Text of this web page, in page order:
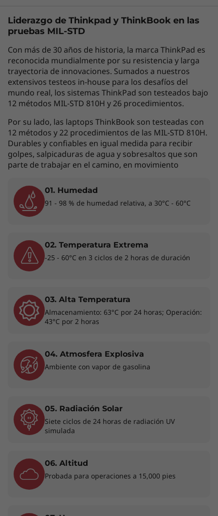
Impulsa tu
rendimiento diario
con la eficiencia de la
IA
La laptop Lenovo ThinkBook 14 Gen 8 de 14"
equipada con procesadores Intel® Core™ Ultra
(Serie 2) ofrece un rendimiento que evoluciona
contigo. Diseñada para usuarios avanzados,
cuenta con una potencia computacional
impulsada por IA que agiliza las tareas y
productividad máxima y permitirte estar
siempre un paso adelante en todo momento y
ELEGANTE, ESTILIZADA Y
PERFECTAMENTE REFINADA
comodidad de
la portabilidad
Liderazgo de Thinkpad y ThinkBook en las
pruebas MIL-STD
Con más de 30 años de historia, la marca ThinkPad es
reconocida mundialmente por su resistencia y larga
trayectoria de innovaciones. Sumados a nuestros
extensivos testeos in-house para los desafíos del
mundo real, los sistemas ThinkPad son testeados bajo
12 métodos MIL-STD 810H y 26 procedimientos.
Por su lado, las laptops ThinkBook son testeadas con
12 métodos y 22 procedimientos de las MIL-STD 810H.
Durables y confiables en igual medida para recibir
golpes, salpicaduras de agua y sobresaltos que son
parte de trabajar en el camino, en movimiento
01. Humedad
91 - 98 % de humedad relativa, a 30°C - 60°C
02. Temperatura Extrema
-25 - 60°C en 3 ciclos de 2 horas de duración
03. Alta Temperatura
Almacenamiento: 63°C por 24 horas; Operación:
43°C por 2 horas
04. Atmosfera Explosiva
Ambiente con vapor de gasolina
05. Radiación Solar
Siete ciclos de 24 horas de radiación UV
simulada
06. Altitud
Probada para operaciones a 15,000 pies